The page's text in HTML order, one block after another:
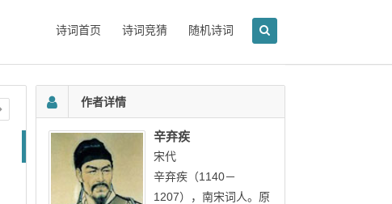
诗词首页 诗词竞猜 随机诗词
作者详情
辛弃疾
宋代
辛弃疾（1140－
1207），南宋词人。原